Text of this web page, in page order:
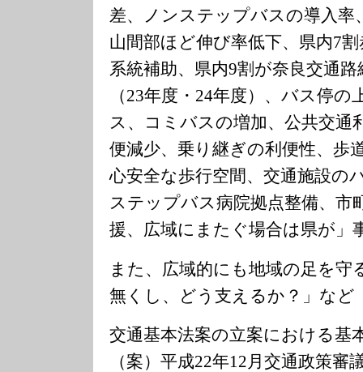
差、ノンステップバスの導入率
山間部ほど伸び率低下、県内7
系統補助、県内9割が奈良交通
（23年度・24年度）、バス停の
ス、コミバスの増加、公共交通
便減少、乗り継ぎの利便性、歩
心安全な歩行空間、交通施設の
ステップバス病院拠点整備、市
援、広域にまたぐ場合は県が」
また、広域的にも地域の足を守
無くし、どう支えるか？」など
交通基本法案の立案における基
（案）平成22年12月交通政策審